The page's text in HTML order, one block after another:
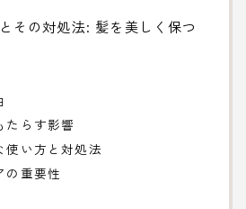
その対処法: 髪を美しく保つ
たらす影響
使い方と対処法
の重要性